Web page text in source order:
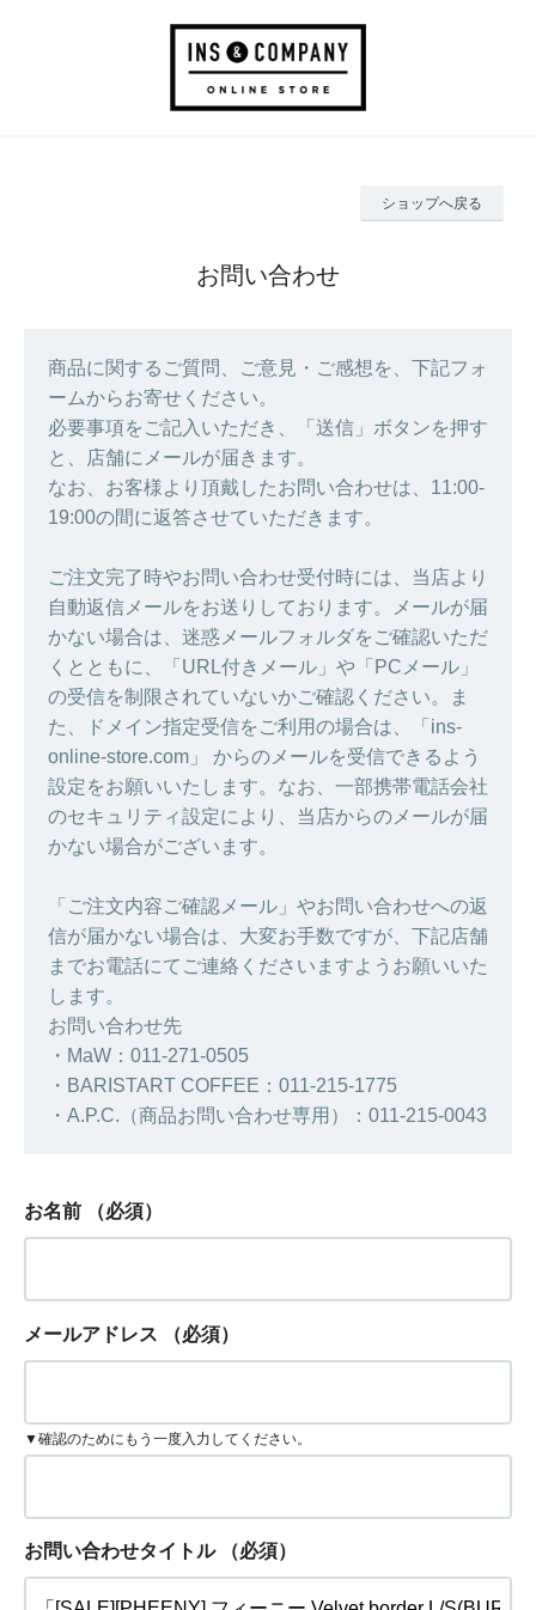
ショップへ戻る
お問い合わせ
商品に関するご質問、ご意見・ご感想を、下記フォ
ームからお寄せください。
必要事項をご記入いただき、「送信」ボタンを押す
と、店舗にメールが届きます。
なお、お客様より頂戴したお問い合わせは、11:00-
19:00の間に返答させていただきます。
ご注文完了時やお問い合わせ受付時には、当店より
自動返信メールをお送りしております。メールが届
かない場合は、迷惑メールフォルダをご確認いただ
くとともに、「URL付きメール」や「PCメール」
の受信を制限されていないかご確認ください。ま
た、ドメイン指定受信をご利用の場合は、「ins-
online-store.com」 からのメールを受信できるよう
設定をお願いいたします。なお、一部携帯電話会社
のセキュリティ設定により、当店からのメールが届
かない場合がございます。
「ご注文内容ご確認メール」やお問い合わせへの返
信が届かない場合は、大変お手数ですが、下記店舗
までお電話にてご連絡くださいますようお願いいた
します。
お問い合わせ先
・MaW：011-271-0505
・BARISTART COFFEE：011-215-1775
・A.P.C.（商品お問い合わせ専用）：011-215-0043
お名前 （必須）
メールアドレス （必須）
▼確認のためにもう一度入力してください。
お問い合わせタイトル （必須）